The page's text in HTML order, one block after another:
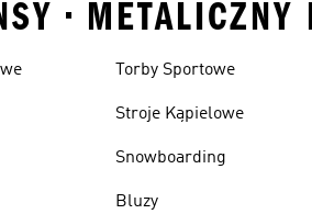
•
Torby Sportowe
Stroje Kąpielowe
Snowboarding
Bluzy